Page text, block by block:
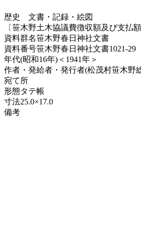
歴史
文書・記録・絵図
〔笹木野土木協議費徴収額及び支払額
資料群名笹木野春日神社文書
資料番号笹木野春日神社文書1021-29
年代(昭和16年)＜1941年＞
作者・発給者・発行者(松茂村笹木野
宛て所
形態タテ帳
寸法25.0×17.0
備考